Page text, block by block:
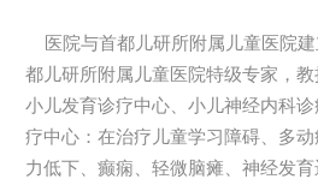
医院与首都儿研所附属儿童医院
都儿研所附属儿童医院特级专家，
小儿发育诊疗中心、小儿神经内科
疗中心：在治疗儿童学习障碍、多
力低下、癫痫、轻微脑瘫、神经发